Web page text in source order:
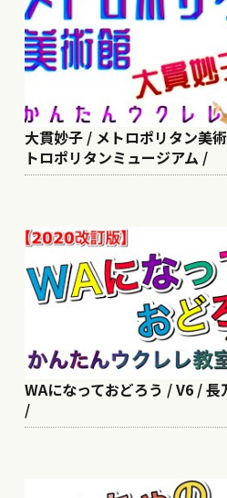
大貫妙子 / メトロポリタン美
トロポリタンミュージアム /
WAになっておどろう / V6 / 長
/